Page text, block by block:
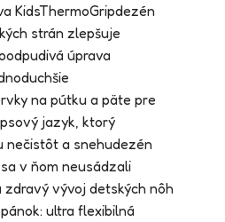
KidsThermoGripdezén
strán zlepšuje
úprava
na pútku a päte pre
jazyk, ktorý
nečistôt a snehudezén
v ňom neusádzali
vývoj detských nôh
ultra flexibilná